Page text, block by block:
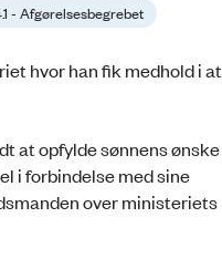
- Afgørelsesbegrebet
hvor han fik medhold i at
at opfylde sønnens ønske
i forbindelse med sine
over ministeriets